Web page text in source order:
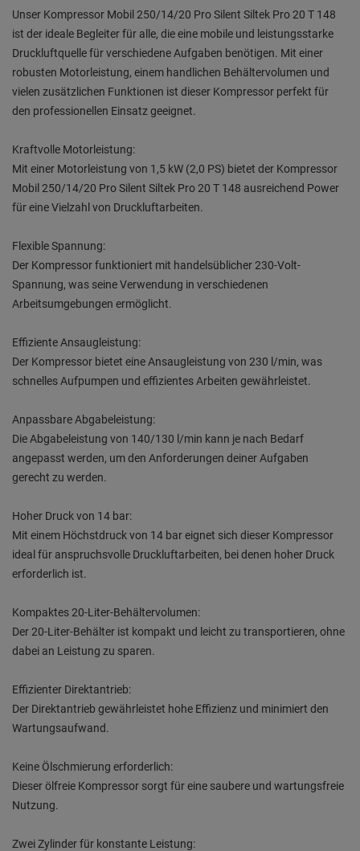
Unser Kompressor Mobil 250/14/20 Pro Silent Siltek Pro 20 T 148
ist der ideale Begleiter für alle, die eine mobile und leistungsstarke
Druckluftquelle für verschiedene Aufgaben benötigen. Mit einer
robusten Motorleistung, einem handlichen Behältervolumen und
vielen zusätzlichen Funktionen ist dieser Kompressor perfekt für
den professionellen Einsatz geeignet.
Kraftvolle Motorleistung:
Mit einer Motorleistung von 1,5 kW (2,0 PS) bietet der Kompressor
Mobil 250/14/20 Pro Silent Siltek Pro 20 T 148 ausreichend Power
für eine Vielzahl von Druckluftarbeiten.
Flexible Spannung:
Der Kompressor funktioniert mit handelsüblicher 230-Volt-
Spannung, was seine Verwendung in verschiedenen
Arbeitsumgebungen ermöglicht.
Effiziente Ansaugleistung:
Der Kompressor bietet eine Ansaugleistung von 230 l/min, was
schnelles Aufpumpen und effizientes Arbeiten gewährleistet.
Anpassbare Abgabeleistung:
Die Abgabeleistung von 140/130 l/min kann je nach Bedarf
angepasst werden, um den Anforderungen deiner Aufgaben
gerecht zu werden.
Hoher Druck von 14 bar:
Mit einem Höchstdruck von 14 bar eignet sich dieser Kompressor
ideal für anspruchsvolle Druckluftarbeiten, bei denen hoher Druck
erforderlich ist.
Kompaktes 20-Liter-Behältervolumen:
Der 20-Liter-Behälter ist kompakt und leicht zu transportieren, ohne
dabei an Leistung zu sparen.
Effizienter Direktantrieb:
Der Direktantrieb gewährleistet hohe Effizienz und minimiert den
Wartungsaufwand.
Keine Ölschmierung erforderlich:
Dieser ölfreie Kompressor sorgt für eine saubere und wartungsfreie
Nutzung.
Zwei Zylinder für konstante Leistung: